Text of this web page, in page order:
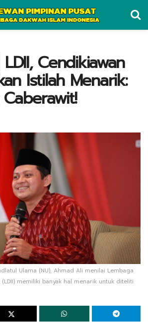
Cendikiawan
Istilah Menarik:
Ulama (NU), Ahmad Ali menilai Lembaga
memiliki banyak hal menarik untuk diteliti.